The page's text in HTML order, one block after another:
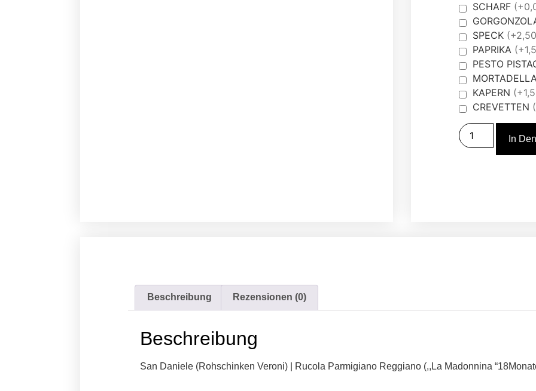
SCHARF
SPECK
PAPRIKA
PESTO
KAPERN
CREVETTEN
In
Beschreibung Rezensionen (0)
Beschreibung
San Daniele (Rohschinken Veroni) | Rucola Parmigiano Reggiano (,,La Madonnina